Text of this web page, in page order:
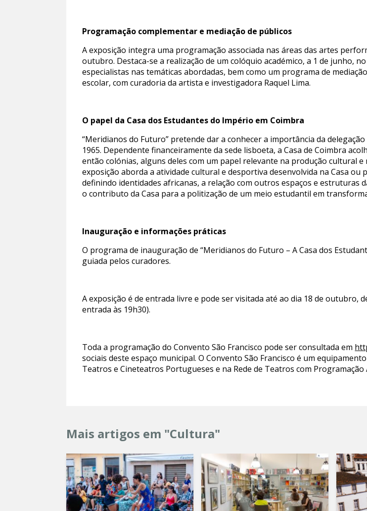
Programação complementar e mediação de públicos
A exposição integra uma programação associada nas áreas das artes
outubro. Destaca-se a realização de um colóquio académico, a 1 de junho,
especialistas nas temáticas abordadas, bem como um programa de
escolar, com curadoria da artista e investigadora Raquel Lima.
O papel da Casa dos Estudantes do Império em Coimbra
“Meridianos do Futuro” pretende dar a conhecer a importância da
1965. Dependente financeiramente da sede lisboeta, a Casa de Coimbra
então colónias, alguns deles com um papel relevante na produção cultural
exposição aborda a atividade cultural e desportiva desenvolvida na Casa ou
definindo identidades africanas, a relação com outros espaços e estruturas
o contributo da Casa para a politização de um meio estudantil em
Inauguração e informações práticas
O programa de inauguração de “Meridianos do Futuro – A Casa dos
guiada pelos curadores.
A exposição é de entrada livre e pode ser visitada até ao dia 18 de outubro,
entrada às 19h30).
Toda a programação do Convento São Francisco pode ser consultada em
sociais deste espaço municipal. O Convento São Francisco é um
Teatros e Cineteatros Portugueses e na Rede de Teatros com Programação
Mais artigos em "Cultura"